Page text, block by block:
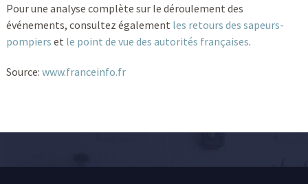
Pour une analyse complète sur le déroulement des
événements, consultez également les retours des sapeurs-
pompiers et le point de vue des autorités françaises.
Source: www.franceinfo.fr